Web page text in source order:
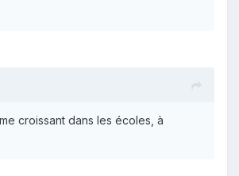
croissant dans les écoles, à